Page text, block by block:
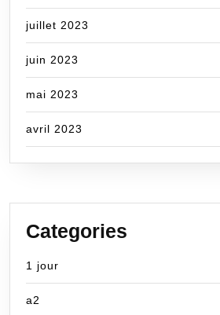
juillet 2023
juin 2023
mai 2023
avril 2023
Categories
1 jour
a2